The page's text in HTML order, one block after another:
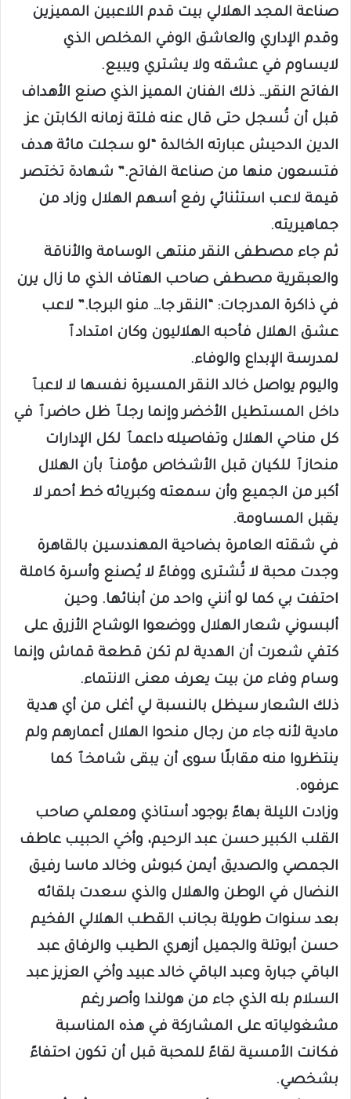
صناعة المجد الهلالي بيت قدم اللاعبين المميزين
وقدم الإداري والعاشق الوفي المخلص الذي
لايساوم في عشقه ولا يشتري ويبيع.
الفاتح النقر… ذلك الفنان المميز الذي صنع الأهداف
قبل أن تُسجل حتى قال عنه فلتة زمانه الكابتن عز
الدين الدحيش عبارته الخالدة “لو سجلت مائة هدف
فتسعون منها من صناعة الفاتح.” شهادة تختصر
قيمة لاعب استثنائي رفع أسهم الهلال وزاد من
جماهيريته.
ثم جاء مصطفى النقر منتهى الوسامة والأناقة
والعبقرية مصطفى صاحب الهتاف الذي ما زال يرن
في ذاكرة المدرجات: “النقر جا… منو البرجا.” لاعب
عشق الهلال فأحبه الهلاليون وكان امتدادٱ
لمدرسة الإبداع والوفاء.
واليوم يواصل خالد النقر المسيرة نفسها لا لاعبٱ
داخل المستطيل الأخضر وإنما رجلٱ ظل حاضرٱ في
كل مناحي الهلال وتفاصيله داعمٱ لكل الإدارات
منحازٱ للكيان قبل الأشخاص مؤمنٱ بأن الهلال
أكبر من الجميع وأن سمعته وكبريائه خط أحمر لا
يقبل المساومة.
في شقته العامرة بضاحية المهندسين بالقاهرة
وجدت محبة لا تُشترى ووفاءً لا يُصنع وأسرة كاملة
احتفت بي كما لو أنني واحد من أبنائها. وحين
ألبسوني شعار الهلال ووضعوا الوشاح الأزرق على
كتفي شعرت أن الهدية لم تكن قطعة قماش وإنما
وسام وفاء من بيت يعرف معنى الانتماء.
ذلك الشعار سيظل بالنسبة لي أغلى من أي هدية
مادية لأنه جاء من رجال منحوا الهلال أعمارهم ولم
ينتظروا منه مقابلًا سوى أن يبقى شامخٱ كما
عرفوه.
وزادت الليلة بهاءً بوجود أستاذي ومعلمي صاحب
القلب الكبير حسن عبد الرحيم، وأخي الحبيب عاطف
الجمصي والصديق أيمن كبوش وخالد ماسا رفيق
النضال في الوطن والهلال والذي سعدت بلقائه
بعد سنوات طويلة بجانب القطب الهلالي الفخيم
حسن أبوتلة والجميل أزهري الطيب والرفاق عبد
الباقي جبارة وعبد الباقي خالد عبيد وأخي العزيز عبد
السلام بله الذي جاء من هولندا وأصر رغم
مشغولياته على المشاركة في هذه المناسبة
فكانت الأمسية لقاءً للمحبة قبل أن تكون احتفاءً
بشخصي.